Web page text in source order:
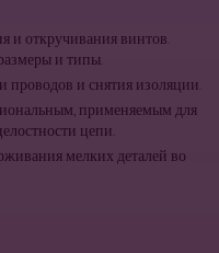
и откручивания винтов.
и типы.
проводов и снятия изоляции.
применяемым для
цепи.
мелких деталей во